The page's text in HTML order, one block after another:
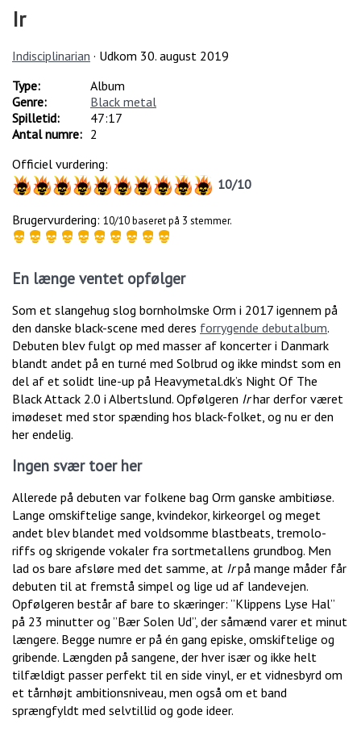
Ir
Indisciplinarian · Udkom 30. august 2019
Type:
Album
Genre:
Black metal
Spilletid:
47:17
Antal numre: 2
Officiel vurdering:
10/10
Brugervurdering: 10/10 baseret på 3 stemmer.
En længe ventet opfølger
Som et slangehug slog bornholmske Orm i 2017 igennem på
den danske black-scene med deres forrygende debutalbum.
Debuten blev fulgt op med masser af koncerter i Danmark
blandt andet på en turné med Solbrud og ikke mindst som en
del af et solidt line-up på Heavymetal.dk’s Night Of The
Black Attack 2.0 i Albertslund. Opfølgeren Irhar derfor været
imødeset med stor spænding hos black-folket, og nu er den
her endelig.
Ingen svær toer her
Allerede på debuten var folkene bag Orm ganske ambitiøse.
Lange omskiftelige sange, kvindekor, kirkeorgel og meget
andet blev blandet med voldsomme blastbeats, tremolo-
riffs og skrigende vokaler fra sortmetallens grundbog. Men
lad os bare afsløre med det samme, at Irpå mange måder får
debuten til at fremstå simpel og lige ud af landevejen.
Opfølgeren består af bare to skæringer: ”Klippens Lyse Hal”
på 23 minutter og ”Bær Solen Ud”, der såmænd varer et minut
længere. Begge numre er på én gang episke, omskiftelige og
gribende. Længden på sangene, der hver især og ikke helt
tilfældigt passer perfekt til en side vinyl, er et vidnesbyrd om
et tårnhøjt ambitionsniveau, men også om et band
sprængfyldt med selvtillid og gode ideer.